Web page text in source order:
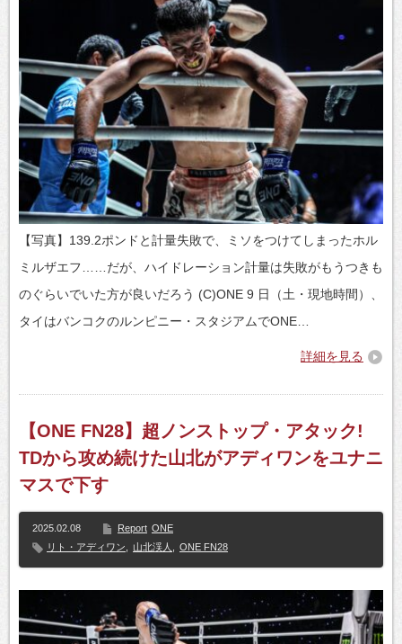
【写真】139.2ポンドと計量失敗で、ミソをつけてしまったホル
ミルザエフ……だが、ハイドレーション計量は失敗がもうつきも
のぐらいでいた方が良いだろう (C)ONE 9 日（土・現地時間）、
タイはバンコクのルンピニー・スタジアムでONE…
詳細を見る
【ONE FN28】超ノンストップ・アタック!
TDから攻め続けた山北がアディワンをユナニ
マスで下す
2025.02.08 Report ONE
リト・アディワン
山北渓人 ONE FN28